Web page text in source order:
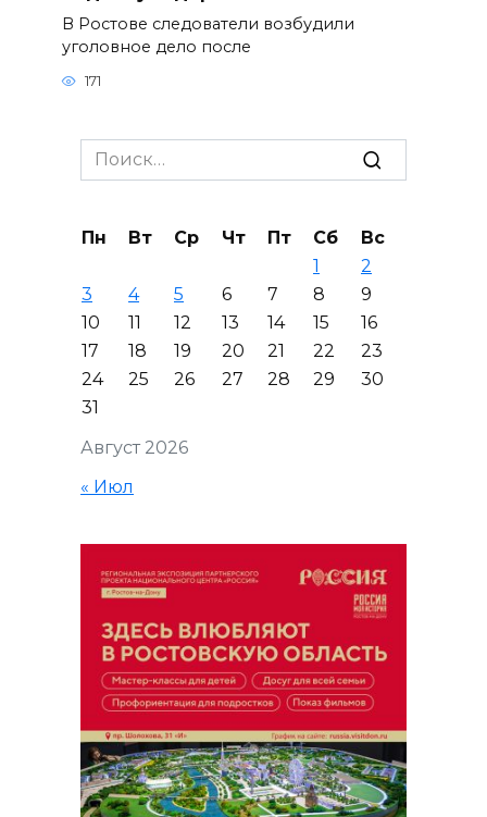
В Ростове следователи возбудили
уголовное дело после
171
Search
for:
Август 2026
Пн Вт Ср Чт Пт Сб
Вс
1
2
3
4 5 6 7 8
9
10
11 12 13 14 15
16
17
18 19 20 21 22
23
24
25 26 27 28 29
30
31
« Июл